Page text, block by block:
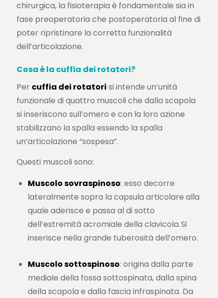
chirurgica, la fisioterapia è fondamentale sia in
fase preoperatoria che postoperatoria al fine di
poter ripristinare la corretta funzionalità
dell’articolazione.
Cosa è la cuffia dei rotatori?
Per cuffia dei rotatori si intende un’unità
funzionale di quattro muscoli che dalla scapola
si inseriscono sull’omero e con la loro azione
stabilizzano la spalla essendo la spalla
un’articolazione “sospesa”.
Questi muscoli sono:
Muscolo sovraspinoso: esso decorre
lateralmente sopra la capsula articolare alla
quale aderisce e passa al di sotto
dell’estremità acromiale della clavicola. Si
inserisce nella grande tuberosità dell’omero.
Muscolo sottospinoso: origina dalla parte
mediale della fossa sottospinata, dalla spina
della scapola e dalla fascia infraspinata. Da